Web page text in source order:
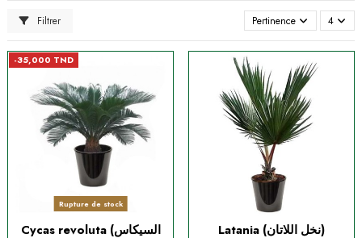
Filtrer Pertinence 4
-35,000 TND
Rupture de stock
Cycas revoluta (السيكاس
Latania (نخل اللاتان)